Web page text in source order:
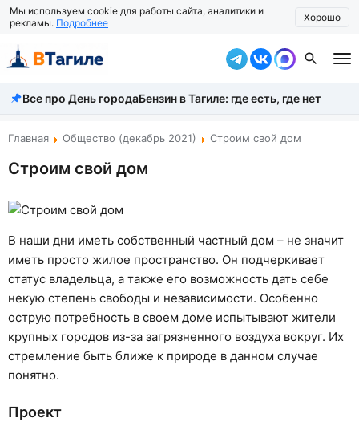
Мы используем cookie для работы сайта, аналитики и
рекламы. Подробнее Хорошо
Все новости
Происшествия
Город
Власть
Экономика
Общество
Рассказать новость
Все про День городаБензин в Тагиле: где есть, где нет
Главная Общество (декабрь 2021) Строим свой дом
Строим свой дом
В наши дни иметь собственный частный дом – не значит
иметь просто жилое пространство. Он подчеркивает
статус владельца, а также его возможность дать себе
некую степень свободы и независимости. Особенно
острую потребность в своем доме испытывают жители
крупных городов из-за загрязненного воздуха вокруг. Их
стремление быть ближе к природе в данном случае
понятно.
Проект